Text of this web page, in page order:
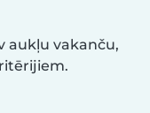
aukļu vakanču,